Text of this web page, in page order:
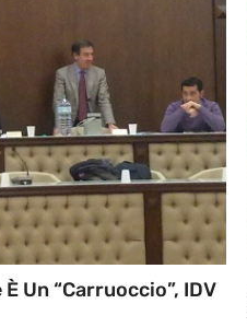
Un “Carruoccio”, IDV